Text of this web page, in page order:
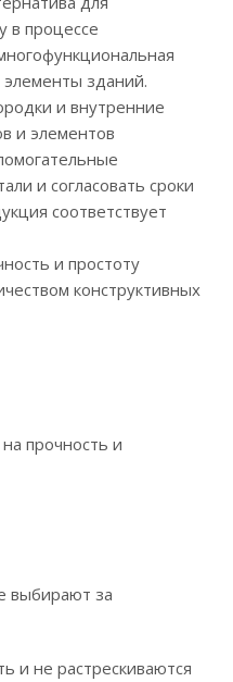
в процессе
элементы зданий.
и внутренние
и элементов
и согласовать сроки
соответствует
и простоту
конструктивных
прочность и
выбирают за
и не растрескиваются